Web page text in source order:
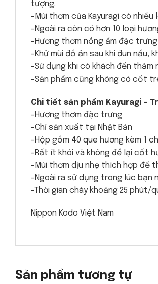
tượng.
-Mùi thơm của Kayuragi có
-Ngoài ra còn có hơn 10 loại
-Hương thơm nồng ấm đặc
-Khử mùi đồ ăn sau khi đun nấu,
-Sử dụng khi có khách đến thăm
-Sản phẩm cũng không có cốt
Chi tiết sản phẩm Kayuragi –
-Hương thơm đặc trưng
-Chỉ sản xuất tại Nhật Bản
-Hộp gồm 40 que hương kèm 1
-Rất ít khói và không để lại cốt
-Mùi thơm dịu nhẹ thích hợp để
-Ngoài ra sử dụng trong lúc bạn
-Thời gian cháy khoảng 25 phút/
Nippon Kodo Việt Nam
Sản phẩm tương tự